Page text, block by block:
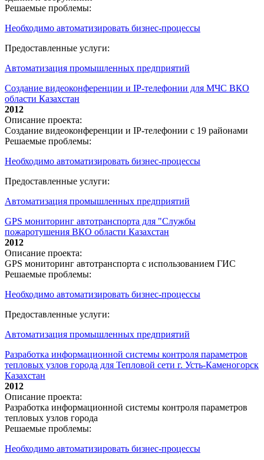
Решаемые проблемы:
Необходимо автоматизировать бизнес-процессы
Предоставленные услуги:
Автоматизация промышленных предприятий
Создание видеоконференции и IP-телефонии для МЧС ВКО
области Казахстан
2012
Описание проекта:
Создание видеоконференции и IP-телефонии с 19 районами
Решаемые проблемы:
Необходимо автоматизировать бизнес-процессы
Предоставленные услуги:
Автоматизация промышленных предприятий
GPS мониторинг автотранспорта для "Службы
пожаротушения ВКО области Казахстан
2012
Описание проекта:
GPS мониторинг автотранспорта с использованием ГИС
Решаемые проблемы:
Необходимо автоматизировать бизнес-процессы
Предоставленные услуги:
Автоматизация промышленных предприятий
Разработка информационной системы контроля параметров
тепловых узлов города для Тепловой сети г. Усть-Каменогорск
Казахстан
2012
Описание проекта:
Разработка информационной системы контроля параметров
тепловых узлов города
Решаемые проблемы:
Необходимо автоматизировать бизнес-процессы